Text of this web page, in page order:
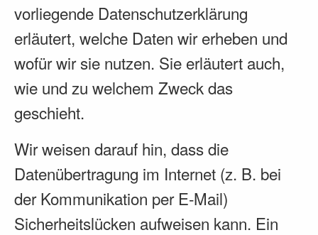
vorliegende Datenschutzerklärung
erläutert, welche Daten wir erheben und
wofür wir sie nutzen. Sie erläutert auch,
wie und zu welchem Zweck das
geschieht.
Wir weisen darauf hin, dass die
Datenübertragung im Internet (z. B. bei
der Kommunikation per E-Mail)
Sicherheitslücken aufweisen kann. Ein